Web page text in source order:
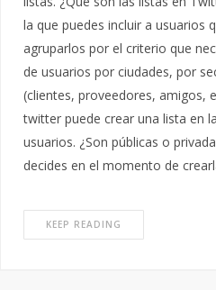
la que puedes incluir a usuarios
agruparlos por el criterio que
de usuarios por ciudades, por
(clientes, proveedores, amigos,
twitter puede crear una lista en
usuarios. ¿Son públicas o
decides en el momento de
KEEP READING